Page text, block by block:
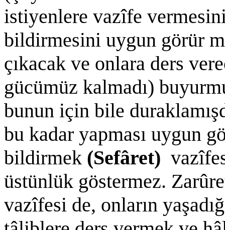
istiyenlere vazîfe
bildirmesini uygun görür
çıkacak ve onlara ders
gücümüz kalmadı)
bunun için bile
bu kadar yapması uygun
bildirmek (Sefâret)
üstünlük göstermez.
vazîfesi de, onların